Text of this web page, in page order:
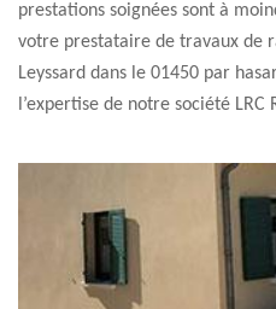
prestations soignées sont à
votre prestataire de travaux de
Leyssard dans le 01450 par
l’expertise de notre société LRC